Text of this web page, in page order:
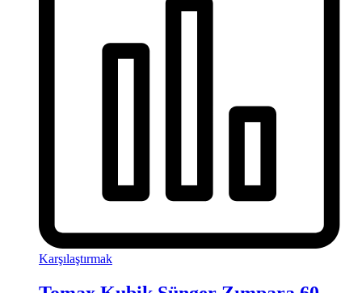
Karşılaştırmak